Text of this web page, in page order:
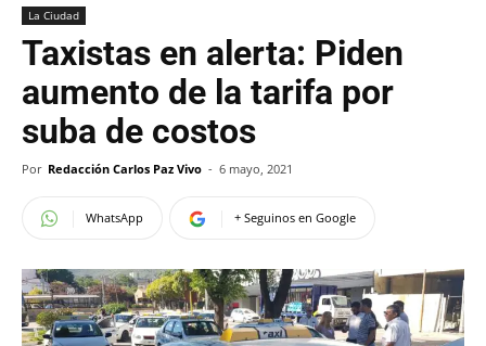
La Ciudad
Taxistas en alerta: Piden
aumento de la tarifa por
suba de costos
Por Redacción Carlos Paz Vivo - 6 mayo, 2021
WhatsApp + Seguinos en Google